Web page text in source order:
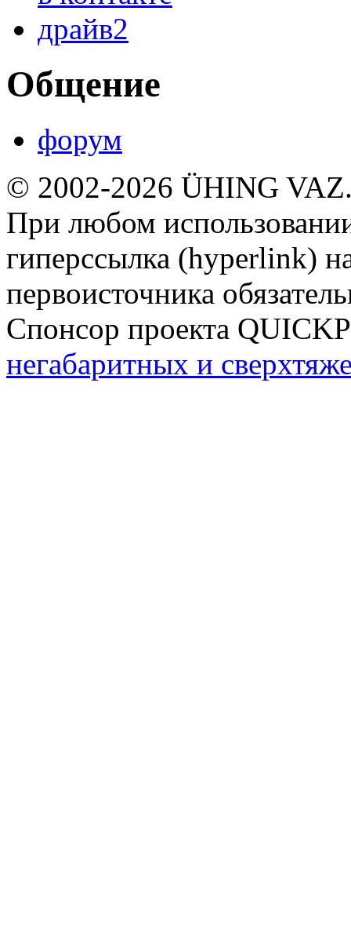
драйв2
Общение
форум
© 2002-2026 ÜHING
При любом
гиперссылка (hyperlink)
первоисточника
Спонсор проекта
негабаритных и